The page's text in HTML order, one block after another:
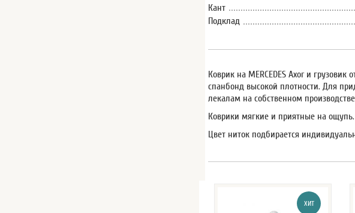
Кант
Подклад
Коврик на MERCEDES Axor и
спанбонд высокой плотности. Для
лекалам на собственном
Коврики мягкие и приятные на
Цвет ниток подбирается
ХИТ